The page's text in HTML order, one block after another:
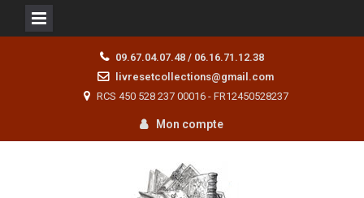
09.67.04.07.48 / 06.16.71.12.38
livresetcollections@gmail.com
RCS 450 528 237 00016 - FR12450528237
Mon compte